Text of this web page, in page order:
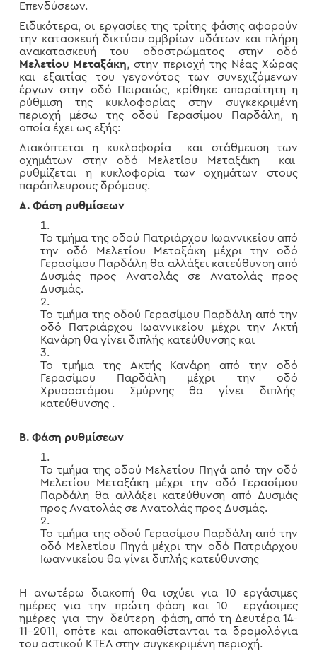
Επενδύσεων.
Ειδικότερα, οι εργασίες της τρίτης φάσης αφορούν
την κατασκευή δικτύου ομβρίων υδάτων και πλήρη
ανακατασκευή του οδοστρώματος στην οδό
Μελετίου Μεταξάκη, στην περιοχή της Νέας Χώρας
και εξαιτίας του γεγονότος των συνεχιζόμενων
έργων στην οδό Πειραιώς, κρίθηκε απαραίτητη η
ρύθμιση της κυκλοφορίας στην συγκεκριμένη
περιοχή μέσω της οδού Γερασίμου Παρδάλη, η
οποία έχει ως εξής:
Διακόπτεται η κυκλοφορία και στάθμευση των
οχημάτων στην οδό Μελετίου Μεταξάκη και
ρυθμίζεται η κυκλοφορία των οχημάτων στους
παράπλευρους δρόμους.
Α. Φάση ρυθμίσεων
Το τμήμα της οδού Πατριάρχου Ιωαννικείου από
την οδό Μελετίου Μεταξάκη μέχρι την οδό
Γερασίμου Παρδάλη θα αλλάξει κατεύθυνση από
Δυσμάς προς Ανατολάς σε Ανατολάς προς
Δυσμάς.
Το τμήμα της οδού Γερασίμου Παρδάλη από την
οδό Πατριάρχου Ιωαννικείου μέχρι την Ακτή
Κανάρη θα γίνει διπλής κατεύθυνσης και
Το τμήμα της Ακτής Κανάρη από την οδό
Γερασίμου Παρδάλη μέχρι την οδό
Χρυσοστόμου Σμύρνης θα γίνει διπλής
κατεύθυνσης .
Β. Φάση ρυθμίσεων
Το τμήμα της οδού Μελετίου Πηγά από την οδό
Μελετίου Μεταξάκη μέχρι την οδό Γερασίμου
Παρδάλη θα αλλάξει κατεύθυνση από Δυσμάς
προς Ανατολάς σε Ανατολάς προς Δυσμάς.
Το τμήμα της οδού Γερασίμου Παρδάλη από την
οδό Μελετίου Πηγά μέχρι την οδό Πατριάρχου
Ιωαννικείου θα γίνει διπλής κατεύθυνσης
Η ανωτέρω διακοπή θα ισχύει για 10 εργάσιμες
ημέρες για την πρώτη φάση και 10 εργάσιμες
ημέρες για την δεύτερη φάση, από τη Δευτέρα 14-
11-2011, οπότε και αποκαθίστανται τα δρομολόγια
του αστικού ΚΤΕΛ στην συγκεκριμένη περιοχή.